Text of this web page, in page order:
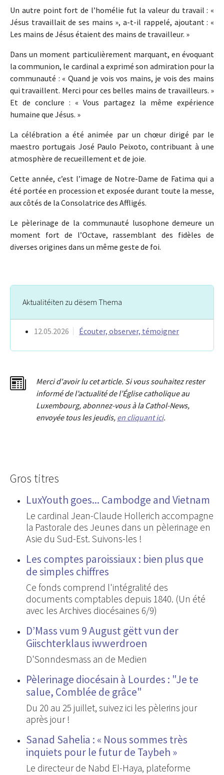
Un autre point fort de l’homélie fut la valeur du travail : «
Jésus travaillait de ses mains », a-t-il rappelé, ajoutant : «
Les mains de Jésus étaient des mains de travailleur. »
Dans un moment particulièrement marquant, en évoquant
la communion, le cardinal a exprimé son admiration pour la
communauté : « Quand je vois vos mains, je vois des mains
qui travaillent. Merci pour ces belles mains de travailleurs. »
Et de conclure : « Vous partagez la même expérience
humaine que Jésus. »
La célébration a été animée par un chœur dirigé par le
maestro portugais José Paulo Peixoto, contribuant à une
atmosphère de recueillement et de joie.
Cette année, c’est l’image de Notre-Dame de Fatima qui a
été portée en procession et exposée durant toute la messe,
aux côtés de la Consolatrice des Affligés.
Le pèlerinage de la communauté lusophone demeure un
moment fort de l’Octave, rassemblant des fidèles de
diverses origines dans un même geste de foi.
Aktualitéiten zu dësem Thema
12.05.2026 Écouter, observer, témoigner
Merci d'avoir lu cet article. Si vous souhaitez rester
informé de l’actualité de l’Église catholique au
Luxembourg, abonnez-vous à la Cathol-News,
envoyée tous les jeudis, en cliquant ici.
Gros titres
LuxYouth goes... Cambodge and Vietnam
Le cardinal Jean-Claude Hollerich accompagne
la Pastorale des Jeunes dans un pèlerinage en
Asie du Sud-Est. Suivons-les !
Les comptes paroissiaux : bien plus que
de simples chiffres
Ce fonds comprend l'intégralité des
documents comptables depuis 1840. (Un été
avec les Archives diocésaines 6/9)
D’Mass vum 9 August gëtt vun der
Giischterklaus iwwerdroen
D'Sonndesmass an de Medien
Pèlerinage diocésain à Lourdes : "Je te
salue, Comblée de grâce"
Du 20 au 25 juillet, suivez ici les pèlerins jour
après jour !
Sanad Sahelia : « Nous sommes très
inquiets pour le futur de Taybeh »
Le directeur de Nabd El-Haya, plateforme